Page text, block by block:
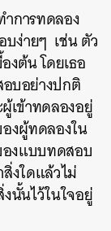
ำการทดลอง
ง่ายๆ เช่น ตัว
ต้น โดยเธอ
บอย่างปกติ
เข้าทดลองอยู่
งผู้ทดลองใน
องแบบทดสอบ
งใดแล้วไม่
นั้นไว้ในใจอยู่